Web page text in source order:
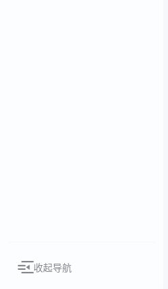
收起导航